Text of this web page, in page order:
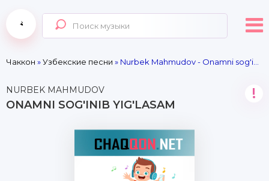
Чаккон »Узбекские песни » Nurbek Mahmudov - Onamni sog'inib yig'lasam
NURBEK MAHMUDOV
ONAMNI SOG'INIB YIG'LASAM
!